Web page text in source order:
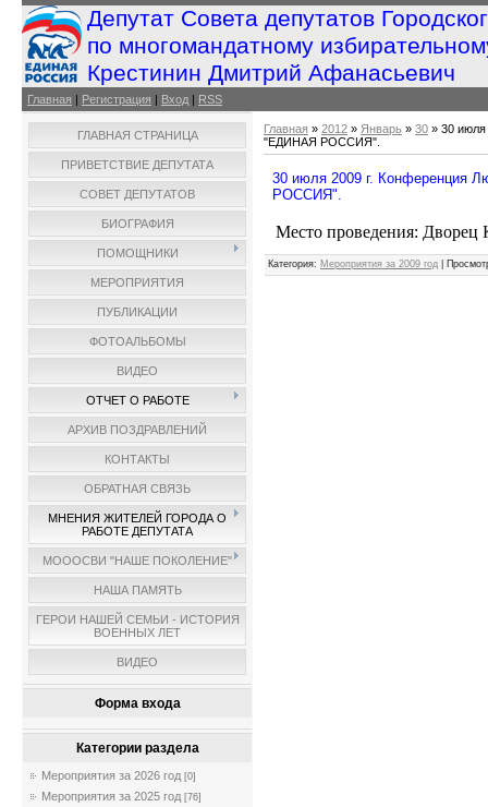
Депутат Совета депутатов
по многомандатному
Крестинин Дмитрий Афанасьевич
Главная | Регистрация | Вход | RSS
ГЛАВНАЯ СТРАНИЦА
ПРИВЕТСТВИЕ ДЕПУТАТА
СОВЕТ ДЕПУТАТОВ
БИОГРАФИЯ
ПОМОЩНИКИ
МЕРОПРИЯТИЯ
ПУБЛИКАЦИИ
ФОТОАЛЬБОМЫ
ВИДЕО
ОТЧЕТ О РАБОТЕ
АРХИВ ПОЗДРАВЛЕНИЙ
КОНТАКТЫ
ОБРАТНАЯ СВЯЗЬ
МНЕНИЯ ЖИТЕЛЕЙ ГОРОДА О
РАБОТЕ ДЕПУТАТА
МОООСВИ "НАШЕ ПОКОЛЕНИЕ"
НАША ПАМЯТЬ
ГЕРОИ НАШЕЙ СЕМЬИ - ИСТОРИЯ
ВОЕННЫХ ЛЕТ
ВИДЕО
Форма входа
Категории раздела
Мероприятия за 2026 год [0]
Мероприятия за 2025 год [76]
Главная » 2012 » Январь » 30 » 30 июля
"ЕДИНАЯ РОССИЯ".
30 июля 2009 г. Конференция
РОССИЯ".
Место проведения: Дворец
Категория: Мероприятия за 2009 год